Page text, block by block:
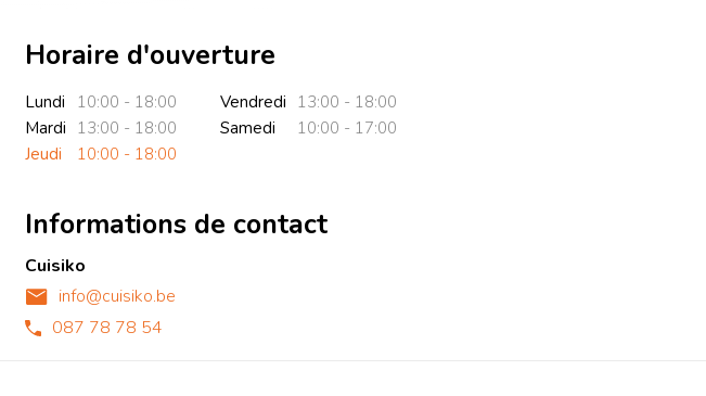
Horaire d'ouverture
Lundi
10:00 - 18:00
Mardi 13:00 - 18:00
Jeudi
10:00 - 18:00
Vendredi 13:00 - 18:00
Samedi
10:00 - 17:00
Informations de contact
Cuisiko
info@cuisiko.be
087 78 78 54